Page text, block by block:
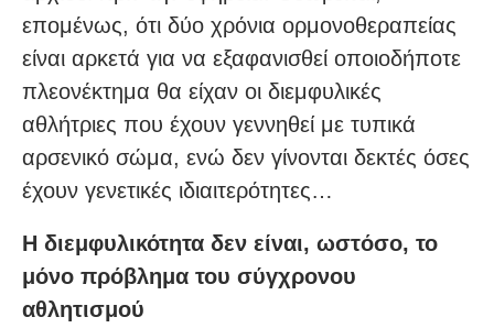
επομένως, ότι δύο χρόνια ορμονοθεραπείας
είναι αρκετά για να εξαφανισθεί οποιοδήποτε
πλεονέκτημα θα είχαν οι διεμφυλικές
αθλήτριες που έχουν γεννηθεί με τυπικά
αρσενικό σώμα, ενώ δεν γίνονται δεκτές όσες
έχουν γενετικές ιδιαιτερότητες…
Η διεμφυλικότητα δεν είναι, ωστόσο, το
μόνο πρόβλημα του σύγχρονου
αθλητισμού